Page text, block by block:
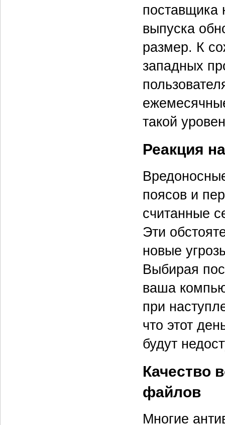
поставщика
выпуска
размер. К
западных
такой
Реакция
поясов и
считанные
Эти
новые
Выбирая
ваша
при
что этот
будут
Качество
файлов
Многие